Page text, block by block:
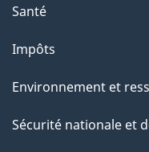
Santé
Impôts
Environnement et
Sécurité nationale et